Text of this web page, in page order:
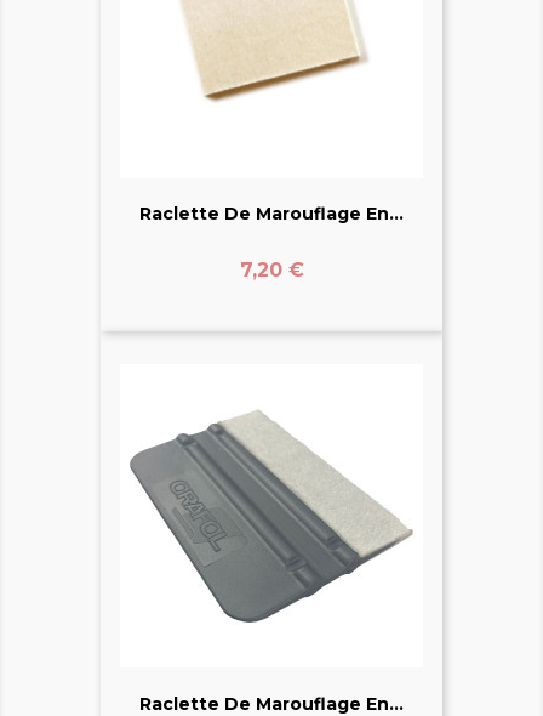
Raclette De Marouflage En...
Prix
7,20 €
Raclette De Marouflage En...